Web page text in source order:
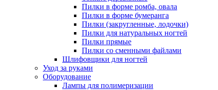
Пилки в форме ромба, овала
Пилки в форме бумеранга
Пилки (закругленные, лодочки)
Пилки для натуральных ногтей
Пилки прямые
Пилки со сменными файлами
Шлифовщики для ногтей
Уход за руками
Оборудование
Лампы для полимеризации